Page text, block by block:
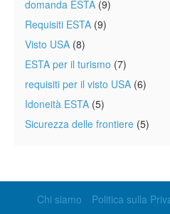
domanda ESTA (9)
Requisiti ESTA (9)
Visto USA (8)
ESTA per il turismo (7)
requisiti per il visto USA (6)
Idoneità ESTA (5)
Sicurezza delle frontiere (5)
Chi siamo Politica sulla